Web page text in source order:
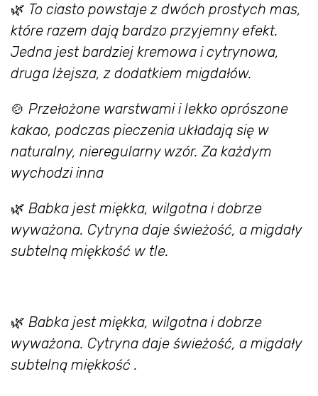
🌿 To ciasto powstaje z dwóch prostych mas,
które razem dają bardzo przyjemny efekt.
Jedna jest bardziej kremowa i cytrynowa,
druga lżejsza, z dodatkiem migdałów.
🍲 Przełożone warstwami i lekko oprószone
kakao, podczas pieczenia układają się w
naturalny, nieregularny wzór. Za każdym
wychodzi inna
🌿 Babka jest miękka, wilgotna i dobrze
wyważona. Cytryna daje świeżość, a migdały
subtelną miękkość w tle.
🌿 Babka jest miękka, wilgotna i dobrze
wyważona. Cytryna daje świeżość, a migdały
subtelną miękkość .